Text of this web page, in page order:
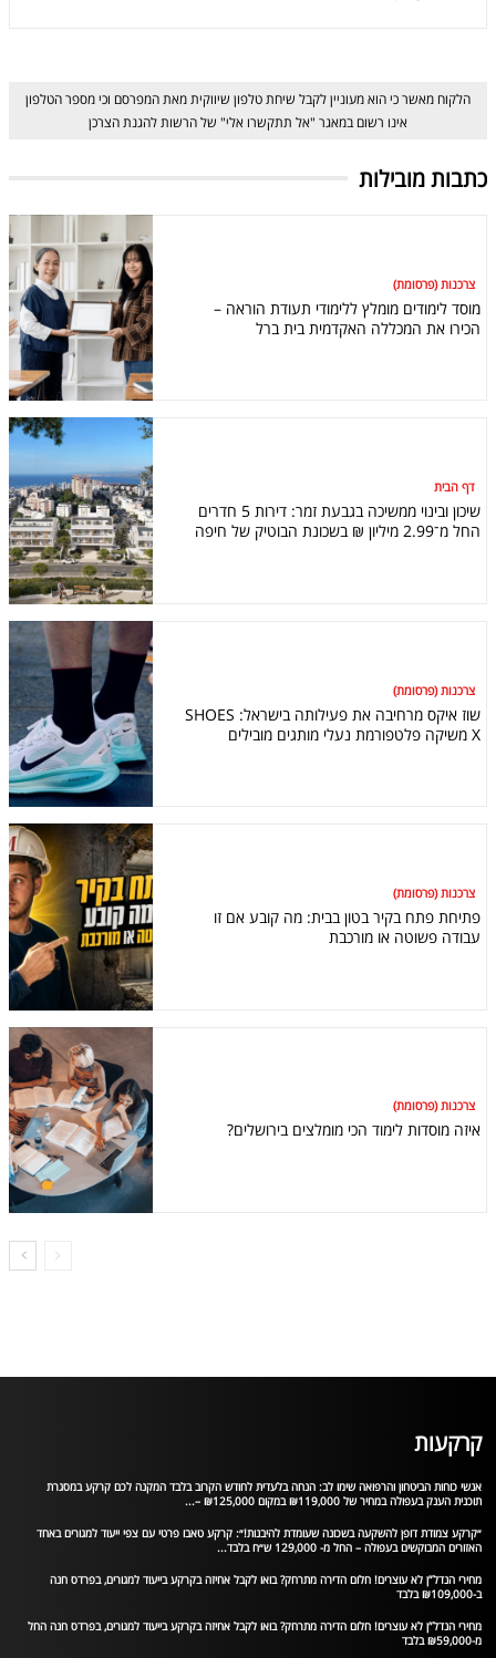
הלקוח מאשר כי הוא מעוניין לקבל שיחת טלפון שיווקית מאת המפרסם וכי מספר הטלפון
אינו רשום במאגר "אל תתקשרו אלי" של הרשות להגנת הצרכן
כתבות מובילות
צרכנות (פרסומת)
מוסד לימודים מומלץ ללימודי תעודת הוראה –
הכירו את המכללה האקדמית בית ברל
דף הבית
שיכון ובינוי ממשיכה בגבעת זמר: דירות 5 חדרים
החל מ־2.99 מיליון ₪ בשכונת הבוטיק של חיפה
צרכנות (פרסומת)
שוז איקס מרחיבה את פעילותה בישראל: SHOES
X משיקה פלטפורמת נעלי מותגים מובילים
צרכנות (פרסומת)
פתיחת פתח בקיר בטון בבית: מה קובע אם זו
עבודה פשוטה או מורכבת
צרכנות (פרסומת)
איזה מוסדות לימוד הכי מומלצים בירושלים?
קרקעות
אנשי כוחות הביטחון והרפואה שימו לב: הנחה בלעדית לחודש הקרוב בלבד המקנה לכם קרקע במסגרת
תוכנית הענק בעפולה במחיר של ₪119,000 במקום ₪125,000 –...
״קרקע צמודת דופן להשקעה בשכונה שעומדת להיבנות!״: קרקע טאבו פרטי עם צפי ייעוד למגורים באחד
האזורים המבוקשים בעפולה – החל מ- 129,000 ש״ח בלבד...
מחירי הנדל”ן לא עוצרים! חלום הדירה מתרחק? בואו לקבל אחיזה בקרקע בייעוד למגורים, בפרדס חנה
ב-₪109,000 בלבד
מחירי הנדל”ן לא עוצרים! חלום הדירה מתרחק? בואו לקבל אחיזה בקרקע בייעוד למגורים, בפרדס חנה החל
מ-₪59,000 בלבד